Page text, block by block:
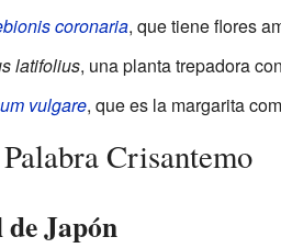
coronaria, que tiene flores
latifolius, una planta trepadora
vulgare, que es la margarita
Crisantemo
Japón